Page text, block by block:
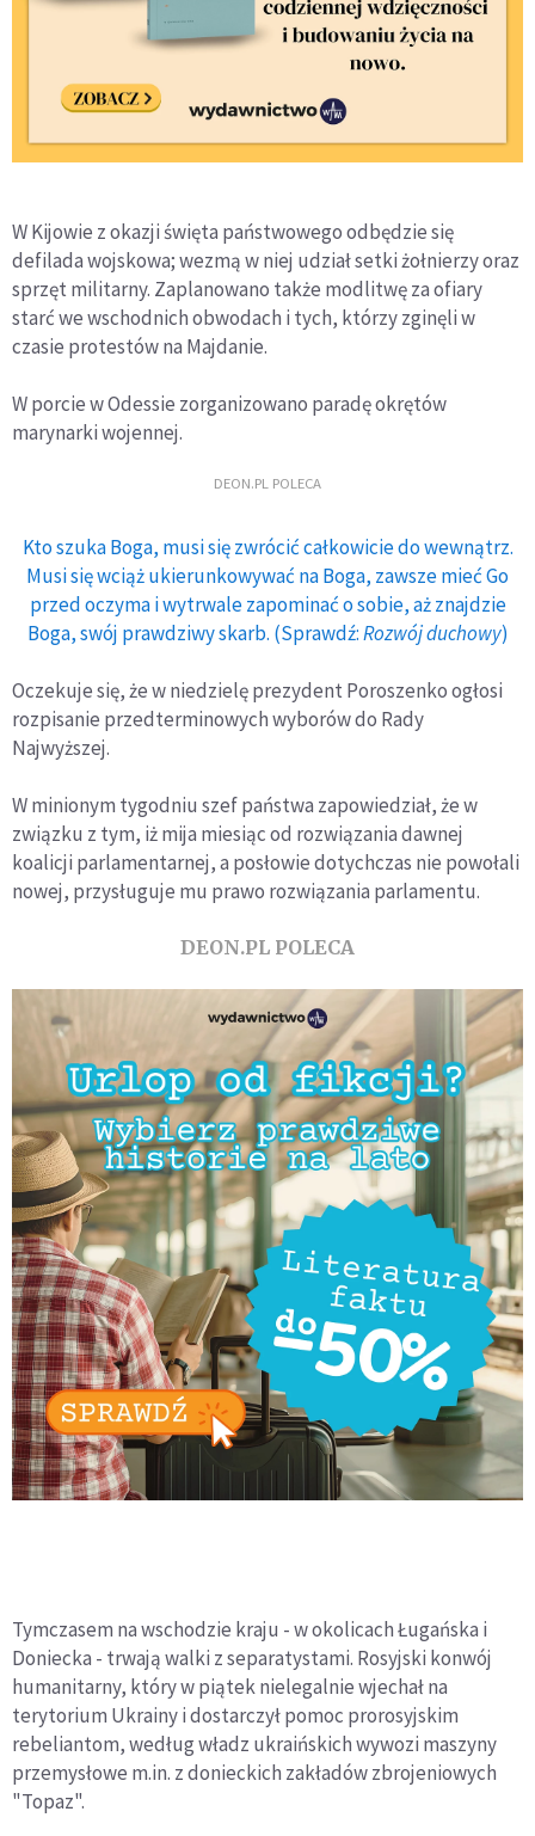
W Kijowie z okazji święta państwowego odbędzie się
defilada wojskowa; wezmą w niej udział setki żołnierzy oraz
sprzęt militarny. Zaplanowano także modlitwę za ofiary
starć we wschodnich obwodach i tych, którzy zginęli w
czasie protestów na Majdanie.
W porcie w Odessie zorganizowano paradę okrętów
marynarki wojennej.
DEON.PL POLECA
Kto szuka Boga, musi się zwrócić całkowicie do wewnątrz.
Musi się wciąż ukierunkowywać na Boga, zawsze mieć Go
przed oczyma i wytrwale zapominać o sobie, aż znajdzie
Boga, swój prawdziwy skarb. (Sprawdź:Rozwój duchowy)
Oczekuje się, że w niedzielę prezydent Poroszenko ogłosi
rozpisanie przedterminowych wyborów do Rady
Najwyższej.
W minionym tygodniu szef państwa zapowiedział, że w
związku z tym, iż mija miesiąc od rozwiązania dawnej
koalicji parlamentarnej, a posłowie dotychczas nie powołali
nowej, przysługuje mu prawo rozwiązania parlamentu.
DEON.PL POLECA
Tymczasem na wschodzie kraju - w okolicach Ługańska i
Doniecka - trwają walki z separatystami. Rosyjski konwój
humanitarny, który w piątek nielegalnie wjechał na
terytorium Ukrainy i dostarczył pomoc prorosyjskim
rebeliantom, według władz ukraińskich wywozi maszyny
przemysłowe m.in. z donieckich zakładów zbrojeniowych
"Topaz".